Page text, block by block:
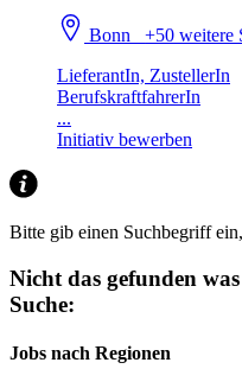
Bonn+50 weitere
LieferantIn, ZustellerIn
BerufskraftfahrerIn
...
Initiativ bewerben
Bitte gib einen Suchbegriff
Nicht das gefunden
Suche:
Jobs nach Regionen